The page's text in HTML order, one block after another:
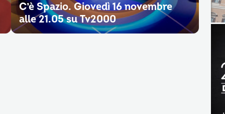
C’è Spazio. Giovedì 16 novembre
alle 21.05 su Tv2000